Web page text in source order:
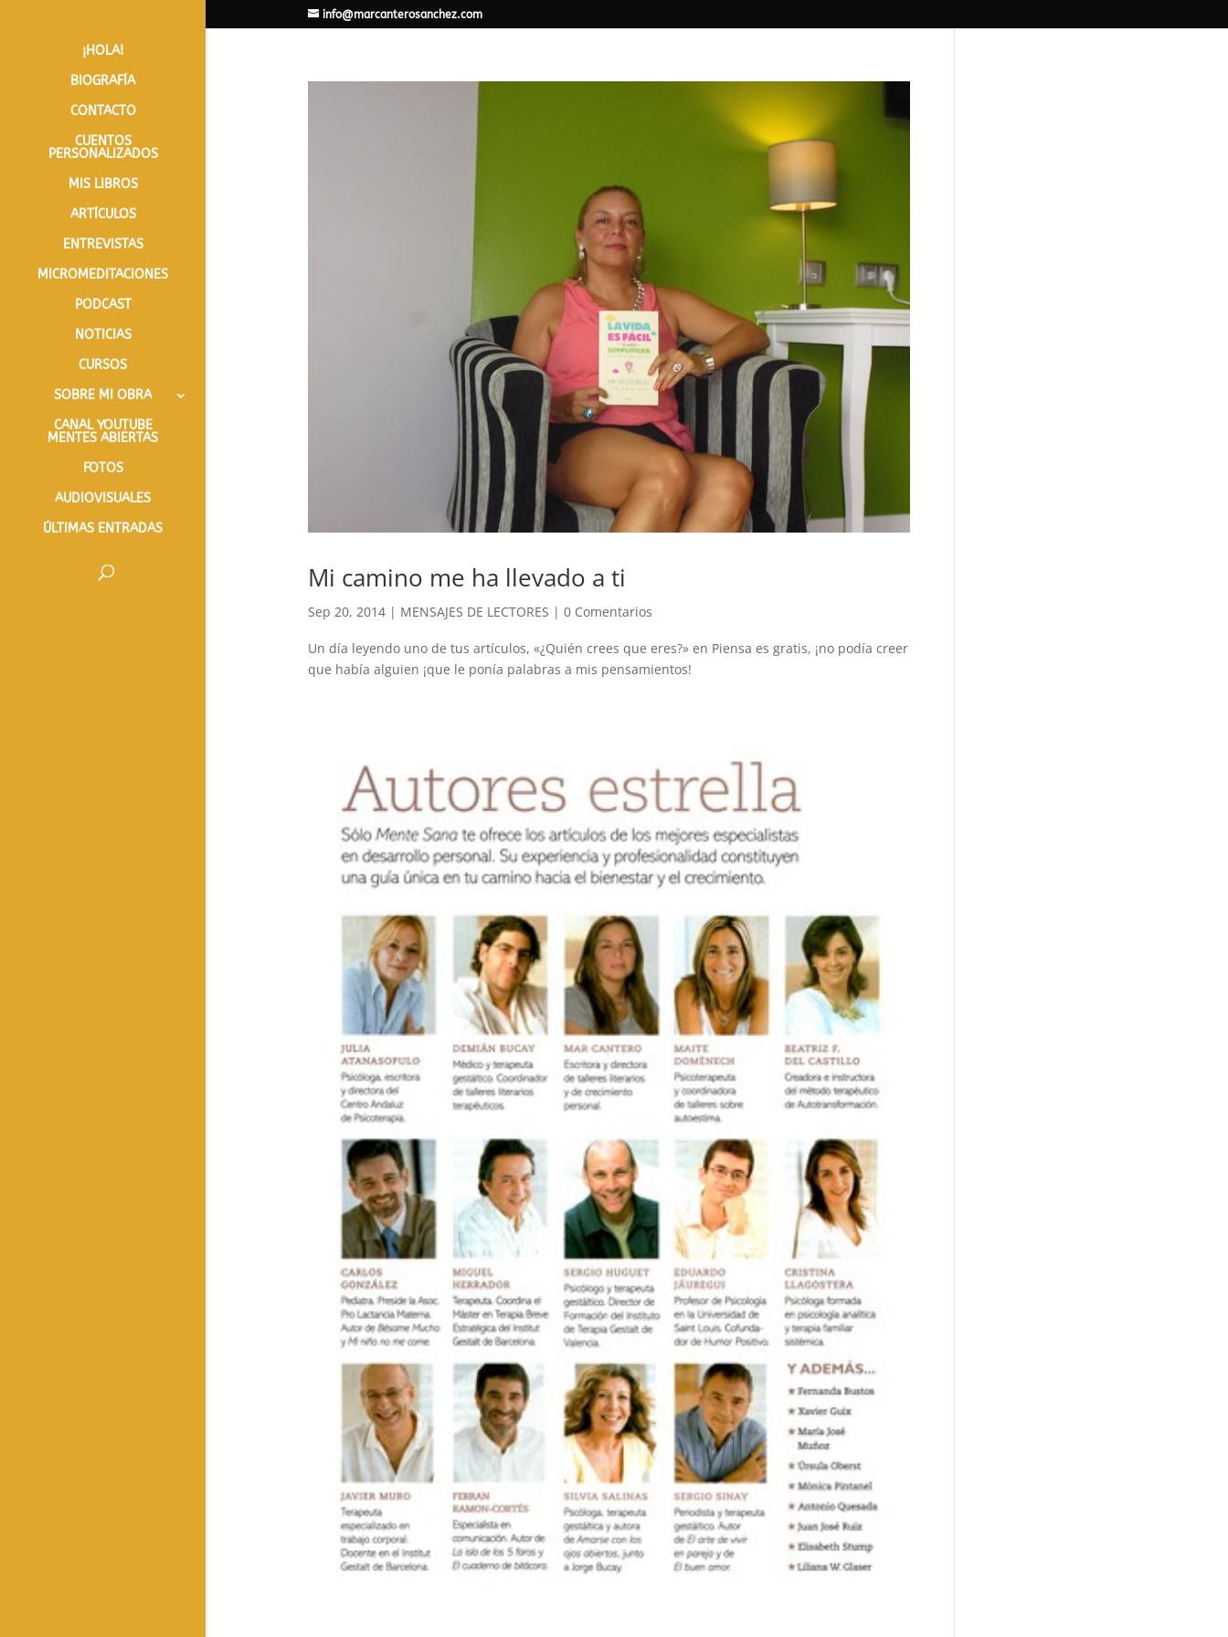
info@marcanterosanchez.com
¡HOLA!
BIOGRAFÍA
CONTACTO
CUENTOS
PERSONALIZADOS
MIS LIBROS
ARTÍCULOS
ENTREVISTAS
MICROMEDITACIONES
PODCAST
NOTICIAS
CURSOS
SOBRE MI OBRA
CANAL YOUTUBE
MENTES ABIERTAS
FOTOS
AUDIOVISUALES
ÚLTIMAS ENTRADAS
Mi camino me ha llevado a ti
Sep 20, 2014| MENSAJES DE LECTORES | 0 Comentarios
Un día leyendo uno de tus artículos, «¿Quién crees que eres?» en Piensa es gratis, ¡no podía creer
que había alguien ¡que le ponía palabras a mis pensamientos!